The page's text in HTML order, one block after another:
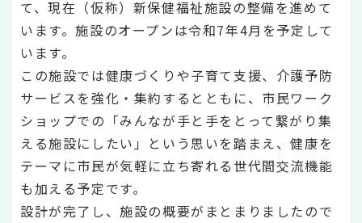
て、現在（仮称）新保健福祉施設の整備を進めて
います。施設のオープンは令和7年4月を予定して
います。
この施設では健康づくりや子育て支援、介護予防
サービスを強化・集約するとともに、市民ワーク
ショップでの「みんなが手と手をとって繋がり集
える施設にしたい」という思いを踏まえ、健康を
テーマに市民が気軽に立ち寄れる世代間交流機能
も加える予定です。
設計が完了し、施設の概要がまとまりましたので